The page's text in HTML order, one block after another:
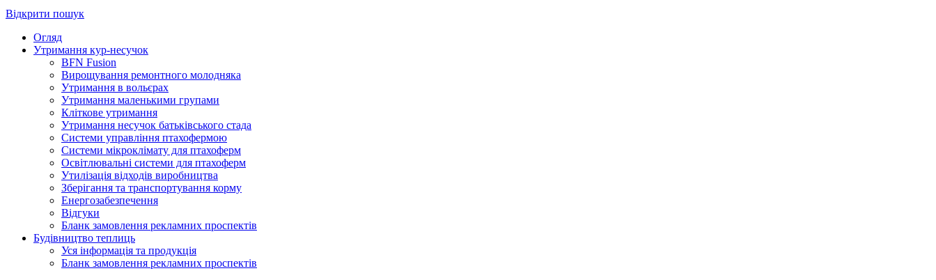
Відкрити пошук
Огляд
Утримання кур-несучок
BFN Fusion
Вирощування ремонтного молодняка
Утримання в вольєрах
Утримання маленькими групами
Кліткове утримання
Утримання несучок батьківського стада
Системи управління птахофермою
Системи мікроклімату для птахоферм
Освітлювальні системи для птахоферм
Утилізація відходів виробництва
Зберігання та транспортування корму
Енергозабезпечення
Відгуки
Бланк замовлення рекламних проспектів
Будівництво теплиць
Уся інформація та продукція
Бланк замовлення рекламних проспектів